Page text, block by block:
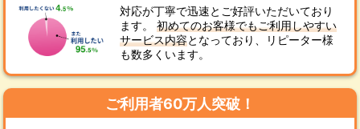
対応が丁寧で迅速とご好評いただいており
ます。初めてのお客様でもご利用しやすい
サービス内容となっており、リピーター様
も数多くいます。
ご利用者60万人突破！